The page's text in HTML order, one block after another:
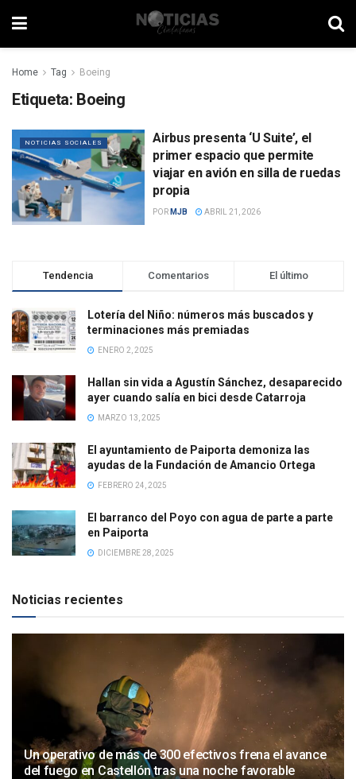
Home Tag Boeing
Etiqueta: Boeing
NOTICIAS SOCIALES
Airbus presenta ‘U Suite’, el
primer espacio que permite
viajar en avión en silla de ruedas
propia
POR MJB ABRIL 21, 2026
Tendencia Comentarios El último
Lotería del Niño: números más buscados y
terminaciones más premiadas
ENERO 2, 2025
Hallan sin vida a Agustín Sánchez, desaparecido
ayer cuando salía en bici desde Catarroja
MARZO 13, 2025
El ayuntamiento de Paiporta demoniza las
ayudas de la Fundación de Amancio Ortega
FEBRERO 24, 2025
El barranco del Poyo con agua de parte a parte
en Paiporta
DICIEMBRE 28, 2025
Noticias recientes
Un operativo de más de 300 efectivos frena el avance
del fuego en Castellón tras una noche favorable